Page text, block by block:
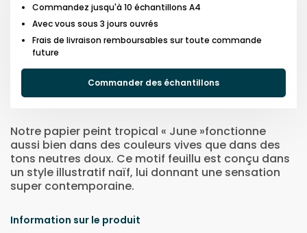
Commandez jusqu'à 10 échantillons A4
Avec vous sous 3 jours ouvrés
Frais de livraison remboursables sur toute commande
future
Commander des échantillons
Notre papier peint tropical « June »fonctionne
aussi bien dans des couleurs vives que dans des
tons neutres doux. Ce motif feuillu est conçu dans
un style illustratif naïf, lui donnant une sensation
super contemporaine.
Information sur le produit